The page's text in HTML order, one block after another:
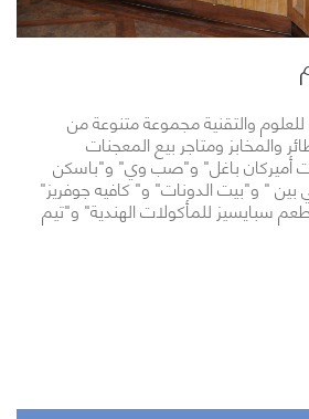
والتقنية مجموعة متنوعة من
والمخابز ومتاجر بيع المعجنات
أميركان باغل" و"صب وي" و"باسكن
بين " و"بيت الدونات" و" كافيه جوفريز"
سبايسيز للمأكولات الهندية" و"تيم